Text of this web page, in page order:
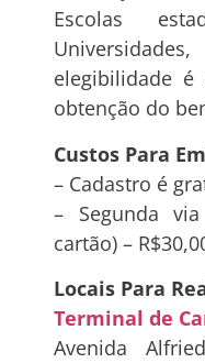
Escolas
elegibilidade
obtenção do
Custos Para
– Cadastro é
– Segunda
cartão) –
Locais Para
Terminal de
Avenida